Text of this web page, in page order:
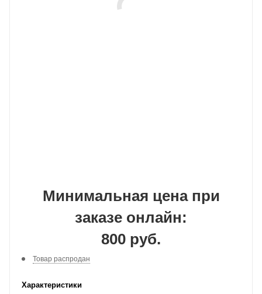
Минимальная цена при
заказе онлайн:
800 руб.
Товар распродан
Характеристики